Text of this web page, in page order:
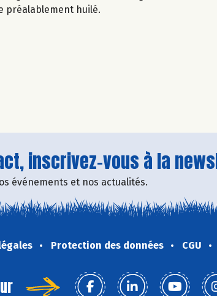
préalablement huilé.
inscrivez-vous à la
événements et nos actualités.
Protection des données CGU